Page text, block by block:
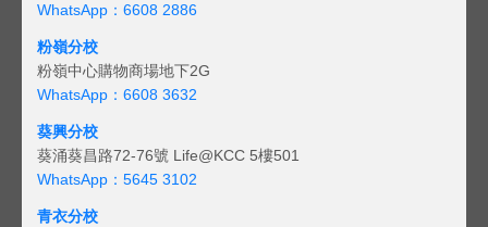
WhatsApp：6608 2886
粉嶺分校
粉嶺中心購物商場地下2G
WhatsApp：6608 3632
葵興分校
葵涌葵昌路72-76號 Life@KCC 5樓501
WhatsApp：5645 3102
青衣分校